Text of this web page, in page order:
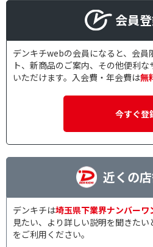
会員
デンキチwebの会員になると、会員
ト、新商品のご案内、その他便利
いただけます。入会費・年会費は無
今すぐ登
近くの
デンキチは埼玉県下業界ナンバーワ
見たい、より詳しい説明を聞きた
をご利用ください。